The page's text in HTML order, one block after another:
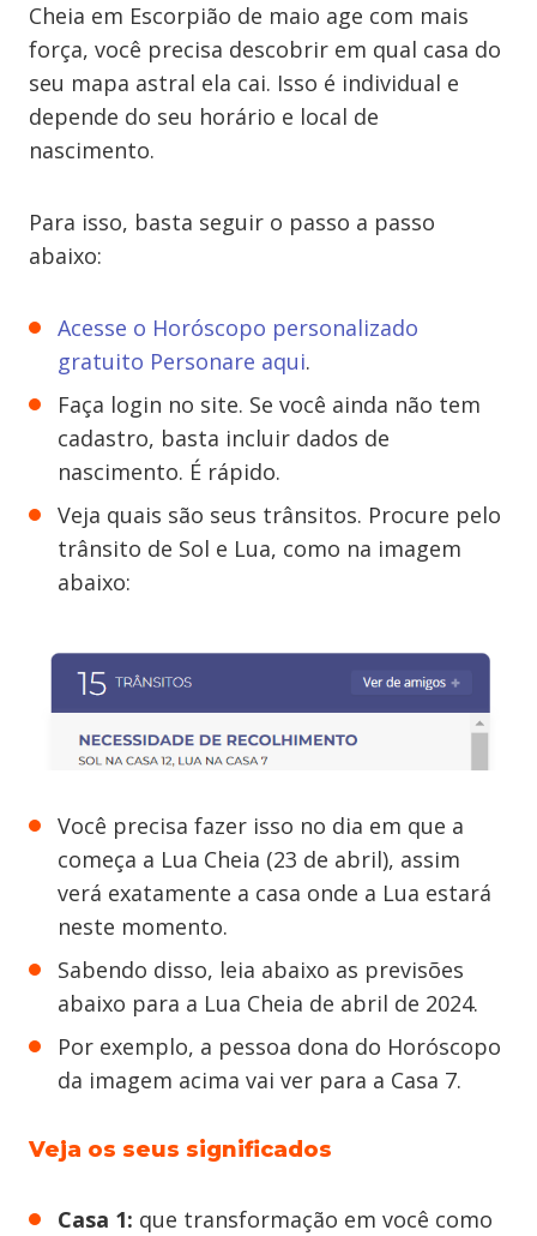
Cheia em Escorpião de maio age com mais
força, você precisa descobrir em qual casa do
seu mapa astral ela cai. Isso é individual e
depende do seu horário e local de
nascimento.
Para isso, basta seguir o passo a passo
abaixo:
Acesse o Horóscopo personalizado
gratuito Personare aqui.
Faça login no site. Se você ainda não tem
cadastro, basta incluir dados de
nascimento. É rápido.
Veja quais são seus trânsitos. Procure pelo
trânsito de Sol e Lua, como na imagem
abaixo:
Você precisa fazer isso no dia em que a
começa a Lua Cheia (23 de abril), assim
verá exatamente a casa onde a Lua estará
neste momento.
Sabendo disso, leia abaixo as previsões
abaixo para a Lua Cheia de abril de 2024.
Por exemplo, a pessoa dona do Horóscopo
da imagem acima vai ver para a Casa 7.
Veja os seus significados
Casa 1: que transformação em você como